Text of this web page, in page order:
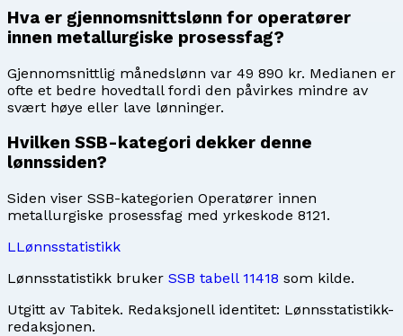
Hva er gjennomsnittslønn for operatører
innen metallurgiske prosessfag?
Gjennomsnittlig månedslønn var 49 890 kr. Medianen er
ofte et bedre hovedtall fordi den påvirkes mindre av
svært høye eller lave lønninger.
Hvilken SSB-kategori dekker denne
lønnssiden?
Siden viser SSB-kategorien Operatører innen
metallurgiske prosessfag med yrkeskode 8121.
LLønnsstatistikk
Lønnsstatistikk bruker SSB tabell 11418 som kilde.
Utgitt av Tabitek. Redaksjonell identitet: Lønnsstatistikk-
redaksjonen.